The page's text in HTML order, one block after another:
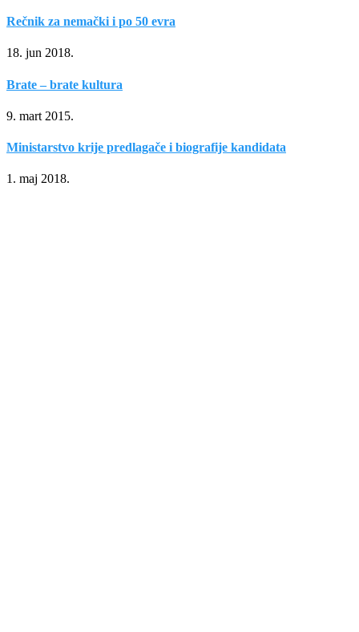
Rečnik za nemački i po 50 evra
18. jun 2018.
Brate – brate kultura
9. mart 2015.
Ministarstvo krije predlagače i biografije kandidata
1. maj 2018.